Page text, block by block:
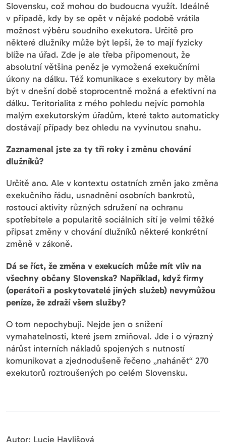
Slovensku, což mohou do budoucna využít. Ideálně
v případě, kdy by se opět v nějaké podobě vrátila
možnost výběru soudního exekutora. Určitě pro
některé dlužníky může být lepší, že to mají fyzicky
blíže na úřad. Zde je ale třeba připomenout, že
absolutní většina peněz je vymožená exekučními
úkony na dálku. Též komunikace s exekutory by měla
být v dnešní době stoprocentně možná a efektivní na
dálku. Teritorialita z mého pohledu nejvíc pomohla
malým exekutorským úřadům, které takto automaticky
dostávají případy bez ohledu na vyvinutou snahu.
Zaznamenal jste za ty tři roky i změnu chování
dlužníků?
Určitě ano. Ale v kontextu ostatních změn jako změna
exekučního řádu, usnadnění osobních bankrotů,
rostoucí aktivity různých sdružení na ochranu
spotřebitele a popularitě sociálních sítí je velmi těžké
připsat změny v chování dlužníků některé konkrétní
změně v zákoně.
Dá se říct, že změna v exekucích může mít vliv na
všechny občany Slovenska? Například, když firmy
(operátoři a poskytovatelé jiných služeb) nevymůžou
peníze, že zdraží všem služby?
O tom nepochybuji. Nejde jen o snížení
vymahatelnosti, které jsem zmiňoval. Jde i o výrazný
nárůst interních nákladů spojených s nutností
komunikovat a zjednodušeně řečeno „nahánět“ 270
exekutorů roztroušených po celém Slovensku.
Autor: Lucie Havlišová